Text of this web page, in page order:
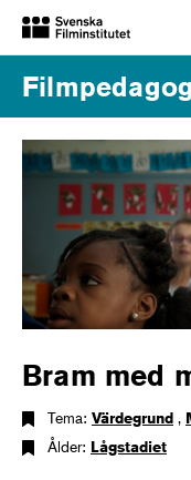
Bram med
Tema: Värdegrund ,
Ålder: Lågstadiet